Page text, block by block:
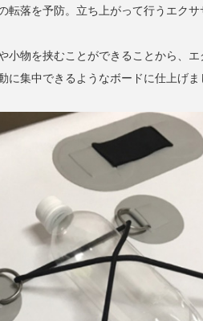
転落を予防。立ち上がって行うエクサ
小物を挟むことができることから、
集中できるようなボードに仕上げま